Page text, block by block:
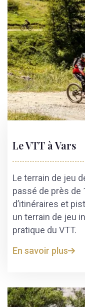
Le VTT à Vars
Le terrain de jeu
passé de près de
d’itinéraires et
un terrain de jeu
pratique du VTT.
En savoir plus